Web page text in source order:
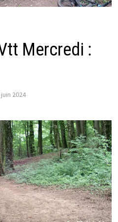
Mercredi :
juin 2024